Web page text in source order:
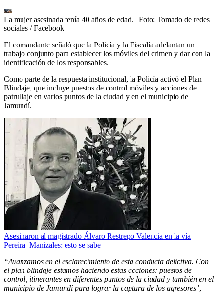
La mujer asesinada tenía 40 años de edad. | Foto: Tomado de redes
sociales / Facebook
El comandante señaló que la Policía y la Fiscalía adelantan un
trabajo conjunto para establecer los móviles del crimen y dar con la
identificación de los responsables.
Como parte de la respuesta institucional, la Policía activó el Plan
Blindaje, que incluye puestos de control móviles y acciones de
patrullaje en varios puntos de la ciudad y en el municipio de
Jamundí.
Asesinaron al magistrado Álvaro Restrepo Valencia en la vía
Pereira–Manizales: esto se sabe
“Avanzamos en el esclarecimiento de esta conducta delictiva. Con
el plan blindaje estamos haciendo estas acciones: puestos de
control, itinerantes en diferentes puntos de la ciudad y también en el
municipio de Jamundí para lograr la captura de los agresores”,